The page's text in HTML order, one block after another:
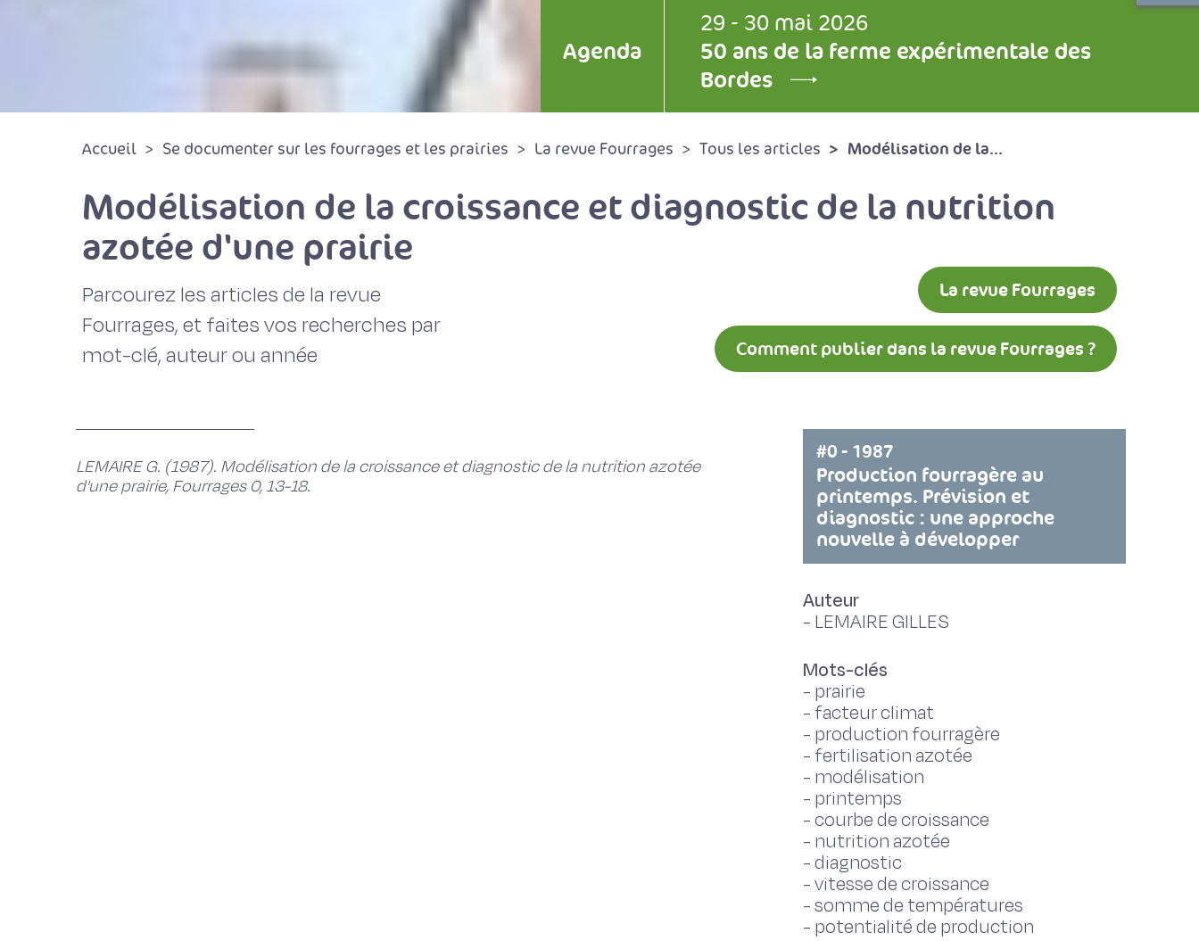
Agenda
29 - 30 mai 2026
50 ans de la ferme expérimentale des
Bordes
Accueil Se documenter sur les fourrages et les prairies La revue Fourrages Tous les articles Modélisation de la...
Modélisation de la croissance et diagnostic de la nutrition
azotée d'une prairie
Parcourez les articles de la revue
Fourrages, et faites vos recherches par
mot-clé, auteur ou année
La revue Fourrages
Comment publier dans la revue Fourrages ?
LEMAIRE G. (1987). Modélisation de la croissance et diagnostic de la nutrition azotée
d'une prairie, Fourrages 0, 13-18.
#0 - 1987
Production fourragère au
printemps. Prévision et
diagnostic : une approche
nouvelle à développer
Auteur
- LEMAIRE GILLES
Mots-clés
- prairie
- facteur climat
- production fourragère
- fertilisation azotée
- modélisation
- printemps
-courbe de croissance
- nutrition azotée
-diagnostic
-vitesse de croissance
-somme de températures
- potentialité de production